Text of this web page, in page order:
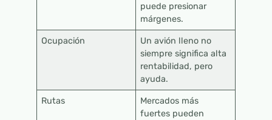
puede presionar
márgenes.
Ocupación
Un avión lleno no
siempre significa alta
rentabilidad, pero
ayuda.
Rutas
Mercados más
fuertes pueden